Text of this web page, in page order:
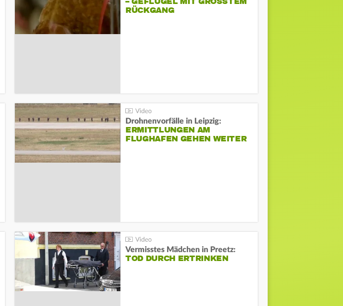
ÜCKGANG
Drohnenvorfälle in Leipzig:
ERMITTLUNGEN AM
FLUGHAFEN GEHEN WEITER
Vermisstes Mädchen in Preetz:
TOD DURCH ERTRINKEN